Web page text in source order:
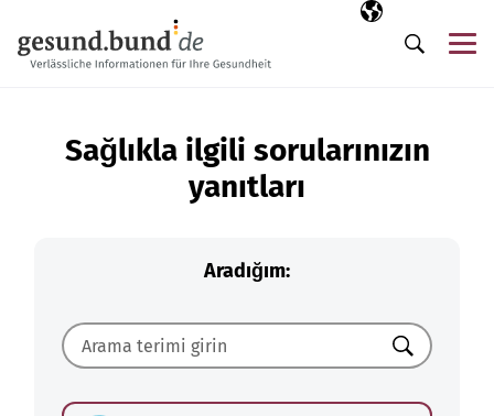
Seçili dil
TR
Arama
Sağlıkla ilgili sorularınızın
yanıtları
Aradığım:
Ara